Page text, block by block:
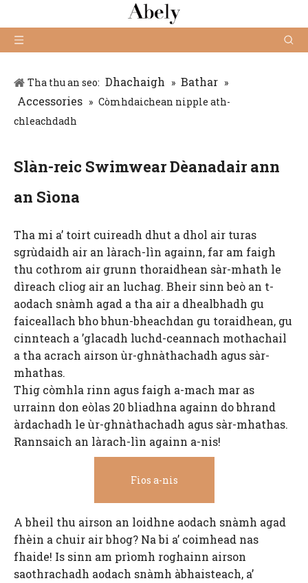
Tha thu an seo: Dhachaigh » Bathar »
Accessories » Còmhdaichean nipple ath-
chleachdadh
Slàn-reic Swimwear Dèanadair ann
an Sìona
Tha mi a’ toirt cuireadh dhut a dhol air turas
sgrùdaidh air an làrach-lìn againn, far am faigh
thu cothrom air grunn thoraidhean sàr-mhath le
dìreach cliog air an luchag. Bheir sinn beò an t-
aodach snàmh agad a tha air a dhealbhadh gu
faiceallach bho bhun-bheachdan gu toraidhean, gu
cinnteach a ’glacadh luchd-ceannach mothachail
a tha acrach airson ùr-ghnàthachadh agus sàr-
mhathas.
Thig còmhla rinn agus faigh a-mach mar as
urrainn don eòlas 20 bliadhna againn do bhrand
àrdachadh le ùr-ghnàthachadh agus sàr-mhathas.
Rannsaich an làrach-lìn againn a-nis!
Fios a-nis
A bheil thu airson an loidhne aodach snàmh agad
fhèin a chuir air bhog? Na bi a’ coimhead nas
fhaide! Is sinn am prìomh roghainn airson
saothrachadh aodach snàmh àbhaisteach, a’